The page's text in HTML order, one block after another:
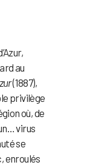
au
(1887),
privilège
où, de
virus
se
enroulés